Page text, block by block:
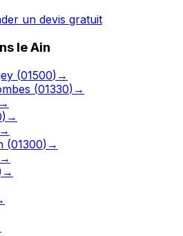
un devis gratuit
leAin
(01500) →
(01330) →
→
) →
→
(01300) →
→
→